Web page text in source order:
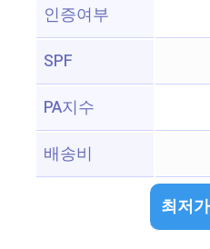
인증여부
SPF
PA지수
배송비
최저